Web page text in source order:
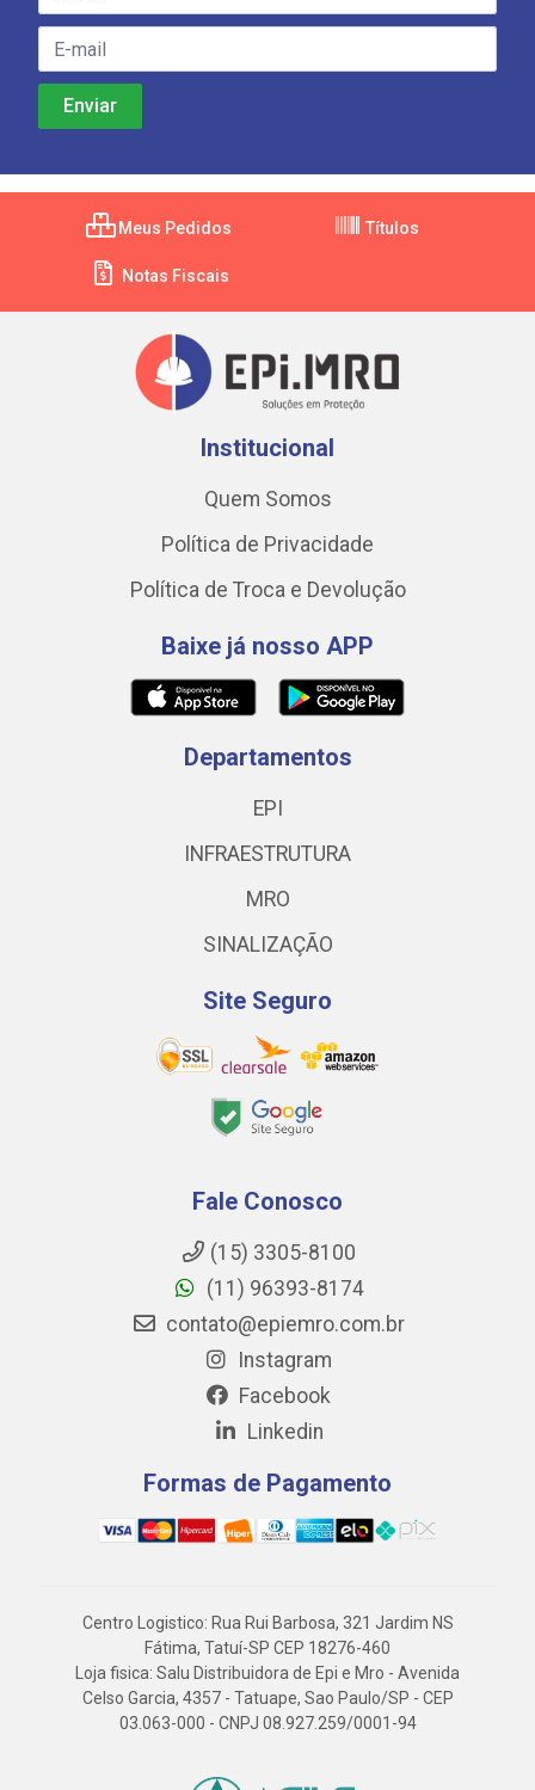
Meus Pedidos Títulos
Notas Fiscais
Institucional
Quem Somos
Política de Privacidade
Política de Troca e Devolução
Baixe já nosso APP
Departamentos
EPI
INFRAESTRUTURA
MRO
SINALIZAÇÃO
Site Seguro
Fale Conosco
(15) 3305-8100
(11) 96393-8174
contato@epiemro.com.br
Instagram
Facebook
Linkedin
Formas de Pagamento
Centro Logistico: Rua Rui Barbosa, 321 Jardim NS
Fátima, Tatuí-SP CEP 18276-460
Loja fisica: Salu Distribuidora de Epi e Mro - Avenida
Celso Garcia, 4357 - Tatuape, Sao Paulo/SP - CEP
03.063-000 - CNPJ 08.927.259/0001-94